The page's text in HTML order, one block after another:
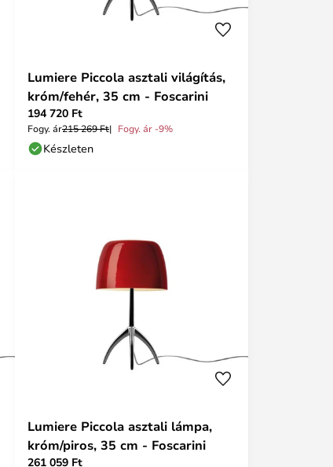
Lumiere Piccola asztali világítás,
króm/fehér, 35 cm - Foscarini
194 720 Ft
Fogy. ár215 269 Ft Fogy. ár -9%
Készleten
Lumiere Piccola asztali lámpa,
króm/piros, 35 cm - Foscarini
261 059 Ft